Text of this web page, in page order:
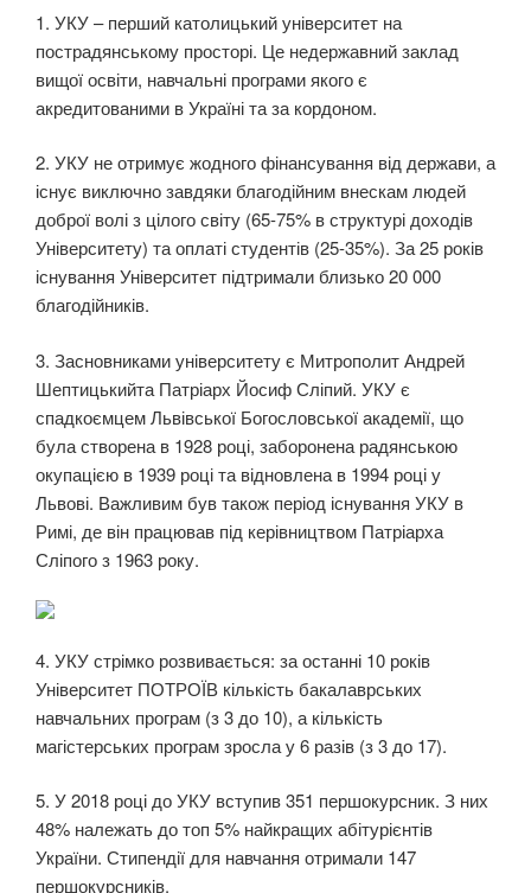
1. УКУ – перший католицький університет на
пострадянському просторі. Це недержавний заклад
вищої освіти, навчальні програми якого є
акредитованими в Україні та за кордоном.
2. УКУ не отримує жодного фінансування від держави, а
існує виключно завдяки благодійним внескам людей
доброї волі з цілого світу (65-75% в структурі доходів
Університету) та оплаті студентів (25-35%). За 25 років
існування Університет підтримали близько 20 000
благодійників.
3. Засновниками університету є Митрополит Андрей
Шептицькийта Патріарх Йосиф Сліпий. УКУ є
спадкоємцем Львівської Богословської академії, що
була створена в 1928 році, заборонена радянською
окупацією в 1939 році та відновлена в 1994 році у
Львові. Важливим був також період існування УКУ в
Римі, де він працював під керівництвом Патріарха
Сліпого з 1963 року.
4. УКУ стрімко розвивається: за останні 10 років
Університет ПОТРОЇВ кількість бакалаврських
навчальних програм (з 3 до 10), а кількість
магістерських програм зросла у 6 разів (з 3 до 17).
5. У 2018 році до УКУ вступив 351 першокурсник. З них
48% належать до топ 5% найкращих абітурієнтів
України. Стипендії для навчання отримали 147
першокурсників.